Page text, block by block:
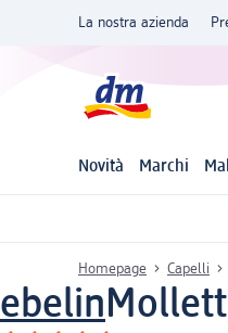
La nostra azienda
Novità Marchi
Homepage Capelli
ebelin